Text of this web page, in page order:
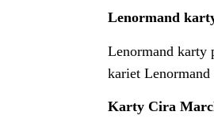
Lenormand
Lenormand karty
kariet
Karty Cira